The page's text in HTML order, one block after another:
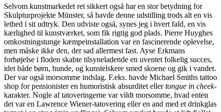
Selvom kunstmarkedet ret sikkert også har en stor betydning for
Skulpturprojekte Münster, så havde denne udstilling trods alt en vis
lethed i sit udtryk. Den udviste også, synes jeg i hvert fald, en vis
kærlighed til kunstværket, som fik rigtig god plads. Pierre Huyghes
omkostningstunge kæmpeinstallation var en fascinerende oplevelse,
men måske ikke den, der sad allermest fast. Ayse Erkmans
forhøjelse i floden skabte tilsyneladende en uventet folkelig succes,
idet både børn, hunde, og kunstelskere smed skoene og gik i vandet.
Der var også morsomme indslag. F.eks. havde Michael Smiths tattoo
shop for pensionister en humoristisk absurditet ellertongue in cheek-
karakter. Nogle af tatoveringerne var vildt morsomme, hvad enten
det var en Lawrence Wiener-tatovering eller en and med et drinkglas